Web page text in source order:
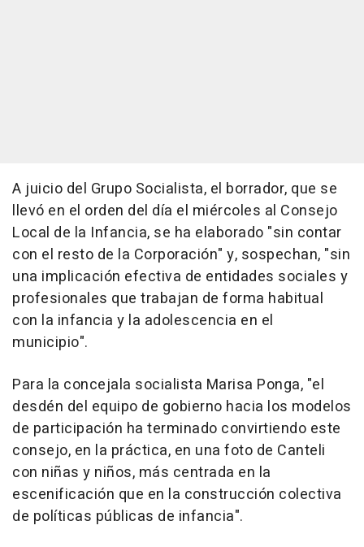
A juicio del Grupo Socialista, el borrador, que se
llevó en el orden del día el miércoles al Consejo
Local de la Infancia, se ha elaborado "sin contar
con el resto de la Corporación" y, sospechan, "sin
una implicación efectiva de entidades sociales y
profesionales que trabajan de forma habitual
con la infancia y la adolescencia en el
municipio".
Para la concejala socialista Marisa Ponga, "el
desdén del equipo de gobierno hacia los modelos
de participación ha terminado convirtiendo este
consejo, en la práctica, en una foto de Canteli
con niñas y niños, más centrada en la
escenificación que en la construcción colectiva
de políticas públicas de infancia".